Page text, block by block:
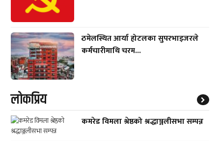
ठमेलस्थित आर्या होटलका सुपरभाइजरले
कर्मचारीमाथि चरम...
लाेकप्रिय
कमरेड विमला श्रेष्ठको श्रद्धाञ्जलीसभा सम्पन्न